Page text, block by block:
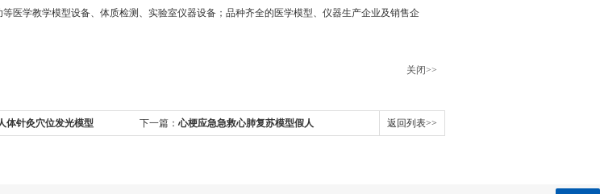
医学教学模型设备、体质检测、实验室仪器设备；品种齐全的医学模型、仪器生产企业及销售企
关闭>>
体针灸穴位发光模型 下一篇：心梗应急急救心肺复苏模型假人 返回列表>>